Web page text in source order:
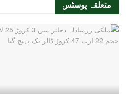
متعلقہ پوسٹس